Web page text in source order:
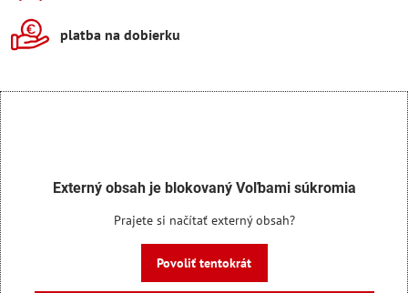
platba na dobierku
Externý obsah je blokovaný Voľbami súkromia
Prajete si načítať externý obsah?
Povoliť tentokrát